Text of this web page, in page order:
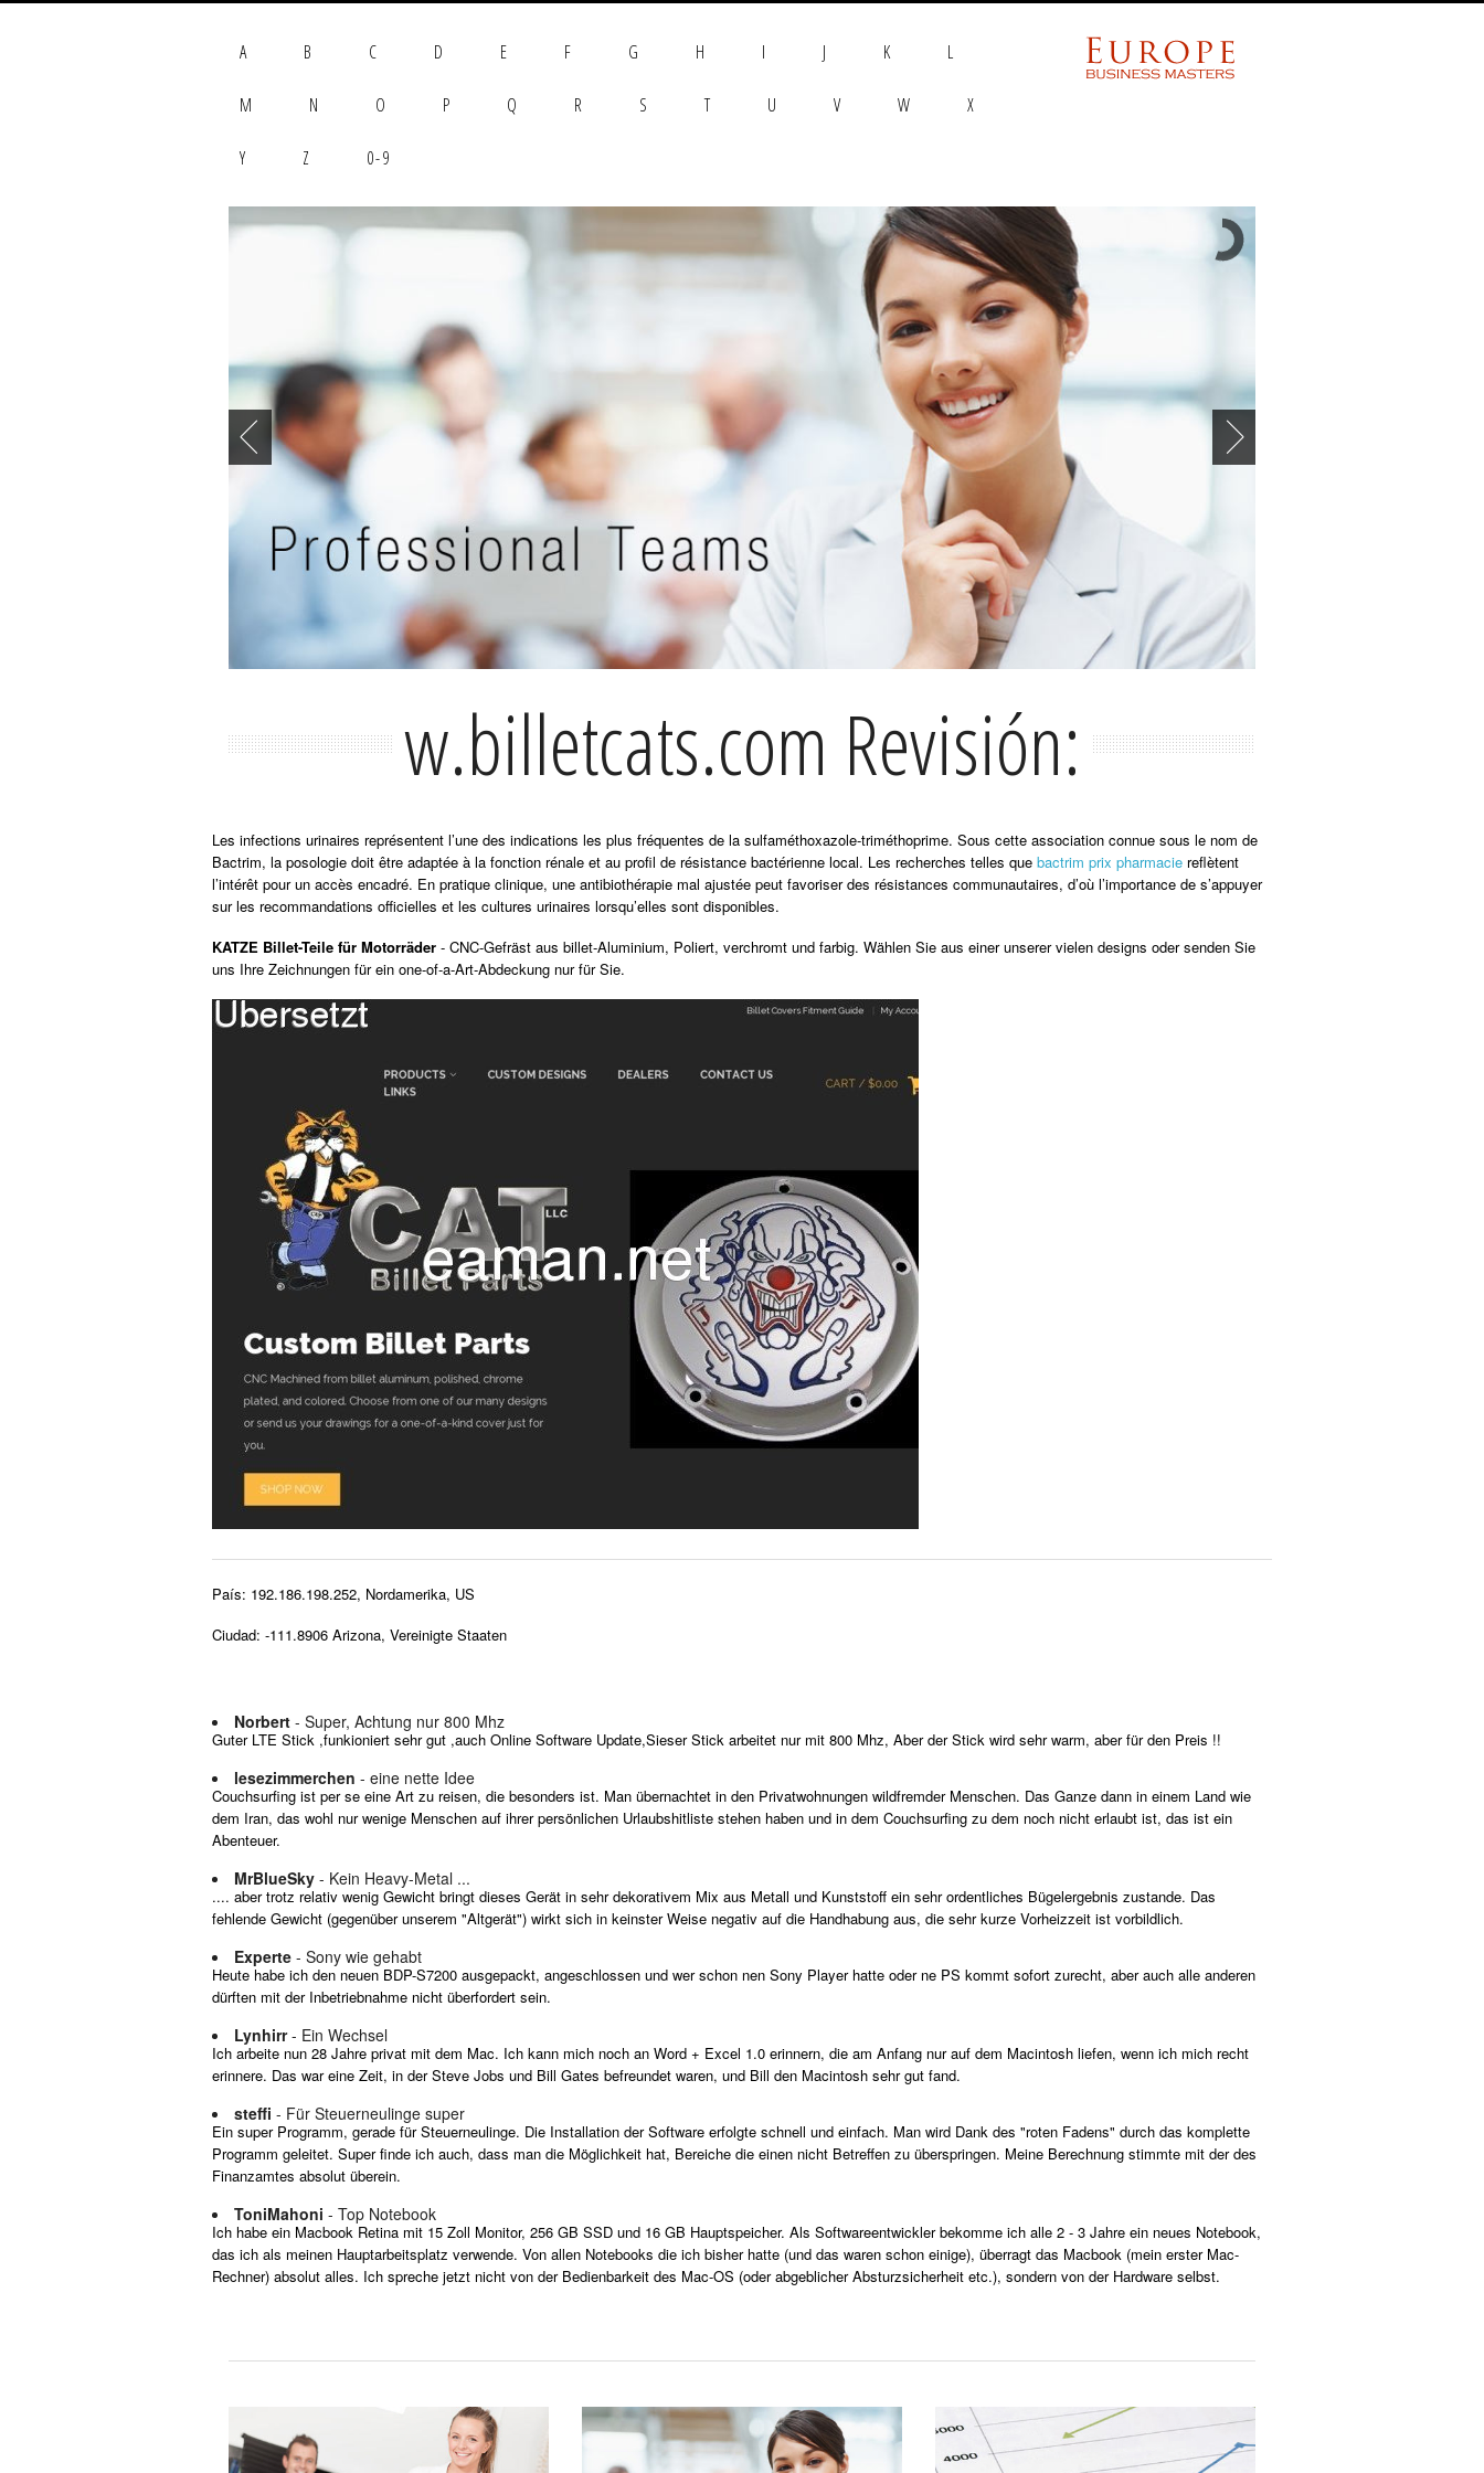
A B C D E F G H I J K L
M N O P Q R S T U V W X
Y Z 0-9
w.billetcats.com Revisión:
Les infections urinaires représentent l’une des indications les plus fréquentes de la sulfaméthoxazole-triméthoprime. Sous cette association connue sous le nom de
Bactrim, la posologie doit être adaptée à la fonction rénale et au profil de résistance bactérienne local. Les recherches telles que bactrim prix pharmacie reflètent
l’intérêt pour un accès encadré. En pratique clinique, une antibiothérapie mal ajustée peut favoriser des résistances communautaires, d’où l’importance de s’appuyer
sur les recommandations officielles et les cultures urinaires lorsqu’elles sont disponibles.
KATZE Billet-Teile für Motorräder - CNC-Gefräst aus billet-Aluminium, Poliert, verchromt und farbig. Wählen Sie aus einer unserer vielen designs oder senden Sie
uns Ihre Zeichnungen für ein one-of-a-Art-Abdeckung nur für Sie.
País: 192.186.198.252, Nordamerika, US
Ciudad: -111.8906 Arizona, Vereinigte Staaten
Norbert - Super, Achtung nur 800 Mhz
Guter LTE Stick ,funkioniert sehr gut ,auch Online Software Update,Sieser Stick arbeitet nur mit 800 Mhz, Aber der Stick wird sehr warm, aber für den Preis !!
lesezimmerchen - eine nette Idee
Couchsurfing ist per se eine Art zu reisen, die besonders ist. Man übernachtet in den Privatwohnungen wildfremder Menschen. Das Ganze dann in einem Land wie
dem Iran, das wohl nur wenige Menschen auf ihrer persönlichen Urlaubshitliste stehen haben und in dem Couchsurfing zu dem noch nicht erlaubt ist, das ist ein
Abenteuer.
MrBlueSky - Kein Heavy-Metal ...
.... aber trotz relativ wenig Gewicht bringt dieses Gerät in sehr dekorativem Mix aus Metall und Kunststoff ein sehr ordentliches Bügelergebnis zustande. Das
fehlende Gewicht (gegenüber unserem "Altgerät") wirkt sich in keinster Weise negativ auf die Handhabung aus, die sehr kurze Vorheizzeit ist vorbildlich.
Experte - Sony wie gehabt
Heute habe ich den neuen BDP-S7200 ausgepackt, angeschlossen und wer schon nen Sony Player hatte oder ne PS kommt sofort zurecht, aber auch alle anderen
dürften mit der Inbetriebnahme nicht überfordert sein.
Lynhirr- Ein Wechsel
Ich arbeite nun 28 Jahre privat mit dem Mac. Ich kann mich noch an Word + Excel 1.0 erinnern, die am Anfang nur auf dem Macintosh liefen, wenn ich mich recht
erinnere. Das war eine Zeit, in der Steve Jobs und Bill Gates befreundet waren, und Bill den Macintosh sehr gut fand.
steffi - Für Steuerneulinge super
Ein super Programm, gerade für Steuerneulinge. Die Installation der Software erfolgte schnell und einfach. Man wird Dank des "roten Fadens" durch das komplette
Programm geleitet. Super finde ich auch, dass man die Möglichkeit hat, Bereiche die einen nicht Betreffen zu überspringen. Meine Berechnung stimmte mit der des
Finanzamtes absolut überein.
ToniMahoni - Top Notebook
Ich habe ein Macbook Retina mit 15 Zoll Monitor, 256 GB SSD und 16 GB Hauptspeicher. Als Softwareentwickler bekomme ich alle 2 - 3 Jahre ein neues Notebook,
das ich als meinen Hauptarbeitsplatz verwende. Von allen Notebooks die ich bisher hatte (und das waren schon einige), überragt das Macbook (mein erster Mac-
Rechner) absolut alles. Ich spreche jetzt nicht von der Bedienbarkeit des Mac-OS (oder abgeblicher Absturzsicherheit etc.), sondern von der Hardware selbst.